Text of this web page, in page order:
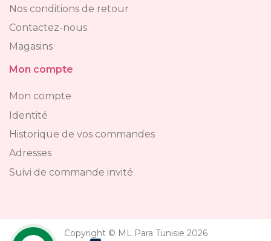
Nos conditions de retour
Contactez-nous
Magasins
Mon compte
Mon compte
Identité
Historique de vos commandes
Adresses
Suivi de commande invité
Copyright © ML Para Tunisie 2026